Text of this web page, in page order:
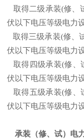
取得二级承装(修、
伏以下电压等级电力
取得三级承装(修、
伏以下电压等级电力
取得四级承装(修、
伏以下电压等级电力
取得五级承装(修、
伏以下电压等级电力
承装（修、试）电